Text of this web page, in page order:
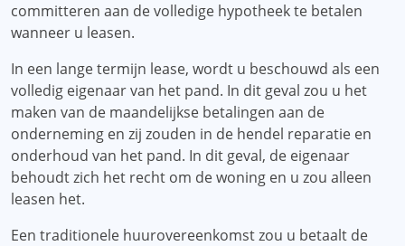
committeren aan de volledige hypotheek te betalen
wanneer u leasen.
In een lange termijn lease, wordt u beschouwd als een
volledig eigenaar van het pand. In dit geval zou u het
maken van de maandelijkse betalingen aan de
onderneming en zij zouden in de hendel reparatie en
onderhoud van het pand. In dit geval, de eigenaar
behoudt zich het recht om de woning en u zou alleen
leasen het.
Een traditionele huurovereenkomst zou u betaalt de